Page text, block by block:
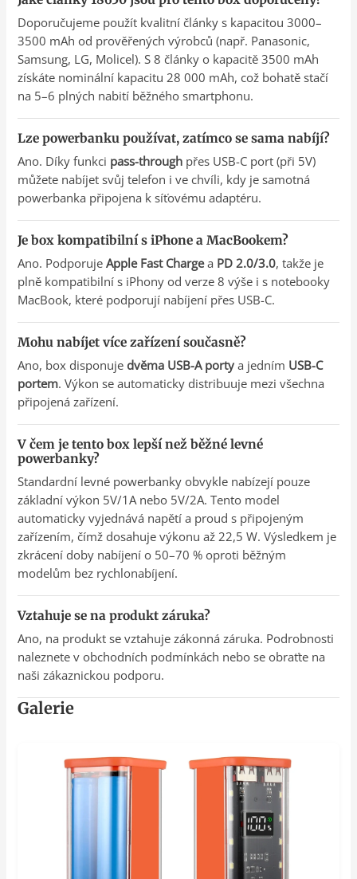
Doporučujeme použít kvalitní články s kapacitou 3000–
3500 mAh od prověřených výrobců (např. Panasonic,
Samsung, LG, Molicel). S 8 články o kapacitě 3500 mAh
získáte nominální kapacitu 28 000 mAh, což bohatě stačí
na 5–6 plných nabití běžného smartphonu.
Lze powerbanku používat, zatímco se sama nabíjí?
Ano. Díky funkci pass-through přes USB-C port (při 5V)
můžete nabíjet svůj telefon i ve chvíli, kdy je samotná
powerbanka připojena k síťovému adaptéru.
Je box kompatibilní s iPhone a MacBookem?
Ano. PodporujeApple Fast Chargea PD 2.0/3.0, takže je
plně kompatibilní s iPhony od verze 8 výše i s notebooky
MacBook, které podporují nabíjení přes USB-C.
Mohu nabíjet více zařízení současně?
Ano, box disponujedvěma USB-A porty a jedním USB-C
portem. Výkon se automaticky distribuuje mezi všechna
připojená zařízení.
V čem je tento box lepší než běžné levné
powerbanky?
Standardní levné powerbanky obvykle nabízejí pouze
základní výkon 5V/1A nebo 5V/2A. Tento model
automaticky vyjednává napětí a proud s připojeným
zařízením, čímž dosahuje výkonu až 22,5 W. Výsledkem je
zkrácení doby nabíjení o 50–70 % oproti běžným
modelům bez rychlonabíjení.
Vztahuje se na produkt záruka?
Ano, na produkt se vztahuje zákonná záruka. Podrobnosti
naleznete v obchodních podmínkách nebo se obraťte na
naši zákaznickou podporu.
Galerie